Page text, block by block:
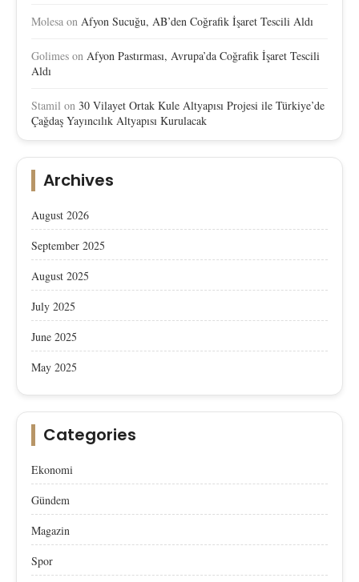
Molesa on Afyon Sucuğu, AB’den Coğrafik İşaret Tescili Aldı
Golimes on Afyon Pastırması, Avrupa’da Coğrafik İşaret Tescili
Aldı
Stamil on 30 Vilayet Ortak Kule Altyapısı Projesi ile Türkiye’de
Çağdaş Yayıncılık Altyapısı Kurulacak
Archives
August 2026
September 2025
August 2025
July 2025
June 2025
May 2025
Categories
Ekonomi
Gündem
Magazin
Spor